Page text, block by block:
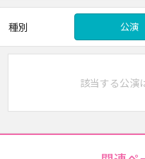
種別 公演
該当する公演